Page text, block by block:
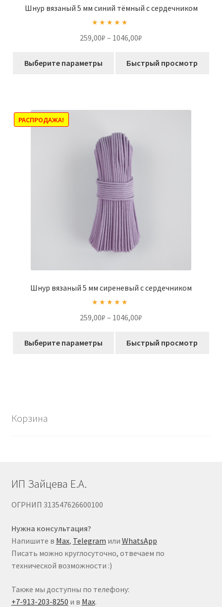
Шнур вязаный 5 мм синий тёмный с сердечником
259,00₽ – 1046,00₽
259,00₽
Выберите параметры
можно
выбрать
на
странице
товара.
Быстрый просмотр
Шнур вязаный 5 мм сиреневый с сердечником
РАСПРОДАЖА!
259,00₽ – 1046,00₽
259,00₽
Выберите параметры Быстрый просмотр
Корзина
ИП Зайцева Е.А.
ОГРНИП 313547626600100
Нужна консультация?
Напишите в Max, Telegram или WhatsApp
Писать можно круглосуточно, отвечаем по
технической возможности :)
Также мы доступны по телефону:
+7-913-203-8250 и в Max.